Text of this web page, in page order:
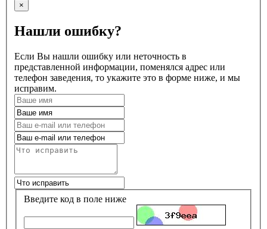
×
Нашли ошибку?
Если Вы нашли ошибку или неточность в
представленной информации, поменялся адрес или
телефон заведения, то укажите это в форме ниже, и мы
исправим.
Введите код в поле ниже